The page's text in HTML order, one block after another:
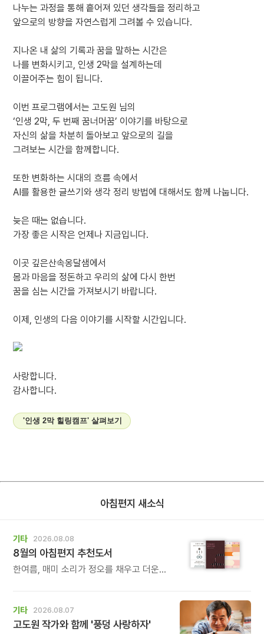
나누는 과정을 통해 흩어져 있던 생각들을 정리하고
앞으로의 방향을 자연스럽게 그려볼 수 있습니다.
지나온 내 삶의 기록과 꿈을 말하는 시간은
나를 변화시키고, 인생 2막을 설계하는데
이끌어주는 힘이 됩니다.
이번 프로그램에서는 고도원 님의
‘인생 2막, 두 번째 꿈너머꿈’ 이야기를 바탕으로
자신의 삶을 차분히 돌아보고 앞으로의 길을
그려보는 시간을 함께합니다.
또한 변화하는 시대의 흐름 속에서
AI를 활용한 글쓰기와 생각 정리 방법에 대해서도 함께 나눕니다.
늦은 때는 없습니다.
가장 좋은 시작은 언제나 지금입니다.
이곳 깊은산속옹달샘에서
몸과 마음을 정돈하고 우리의 삶에 다시 한번
꿈을 심는 시간을 가져보시기 바랍니다.
이제, 인생의 다음 이야기를 시작할 시간입니다.
사랑합니다.
감사합니다.
'인생 2막 힐링캠프' 살펴보기
아침편지 새소식
기타 2026.08.08
8월의 아침편지 추천도서
한여름, 매미 소리가 정오를 채우고 더운
기타 2026.08.07
고도원 작가와 함께 '풍덩 사랑하자'